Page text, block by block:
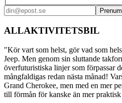
ALLAKTIVITETSBIL
"Kör vart som helst, gör vad som
Jeep. Men genom sin sluttande
överfuturistiska linjer som förpassar
mångfaldigas redan nästa månad!
Grand Cherokee, men med en mer
till förmån för kanske än mer